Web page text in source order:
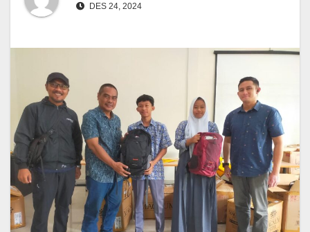
DES 24, 2024